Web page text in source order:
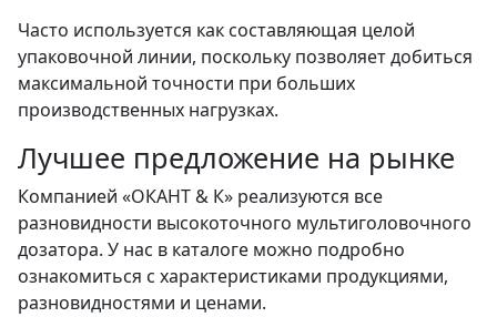
Часто используется как составляющая целой
упаковочной линии, поскольку позволяет добиться
максимальной точности при больших
производственных нагрузках.
Лучшее предложение на рынке
Компанией «ОКАНТ & К» реализуются все
разновидности высокоточного мультиголовочного
дозатора. У нас в каталоге можно подробно
ознакомиться с характеристиками продукциями,
разновидностями и ценами.